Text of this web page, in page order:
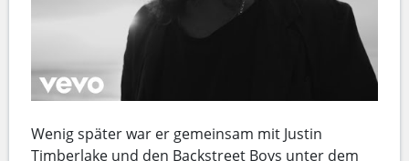
Wenig später war er gemeinsam mit Justin
Timberlake und den Backstreet Boys unter dem